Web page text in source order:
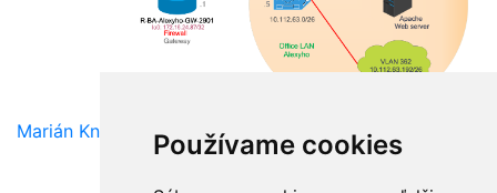
Používame cookies
Marián Knězek